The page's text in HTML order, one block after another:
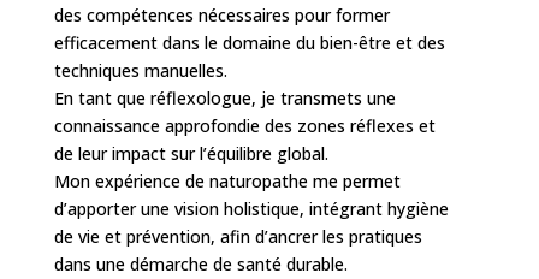
des compétences nécessaires pour former
efficacement dans le domaine du bien-être et des
techniques manuelles.
En tant que réflexologue, je transmets une
connaissance approfondie des zones réflexes et
de leur impact sur l’équilibre global.
Mon expérience de naturopathe me permet
d’apporter une vision holistique, intégrant hygiène
de vie et prévention, afin d’ancrer les pratiques
dans une démarche de santé durable.